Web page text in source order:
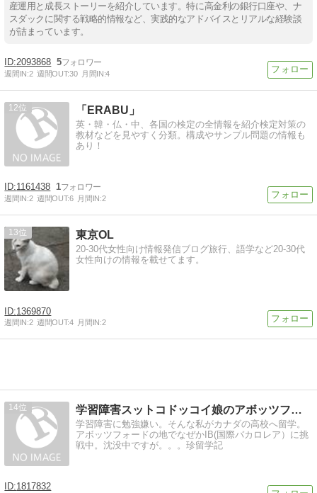
産運用と成長ストーリーを紹介しています。特に高金利の銀行口座や、ナ
スダックに関する戦略的情報など、実践的なアドバイスとリアルな経験談
が詰まっています。
2093868 5
週間IN:2 週間OUT:30 月間IN:4
12 「ERABU」
英・韓・仏・中、各国の検定の全情報を紹介検定対策の
教材などを見やすく分類。構成やサンプル問題の情報も
あり！
1161438 1
週間IN:2 週間OUT:6 月間IN:2
13 東京OL
20-30代女性向け情報発信ブログ旅行、語学など20-30代
女性向けの情報を載せてます。
1369870
週間IN:2 週間OUT:4 月間IN:2
14 学習障害スットコドッコイ娘のアボッツフォードカナダ高校留学記
学習障害に勉強嫌い。そんな私がカナダの高校へ留学。
アボッツフォードの地でなぜかIB(国際バカロレア）に挑
戦中。沈没中ですが。。。珍留学記
1817832